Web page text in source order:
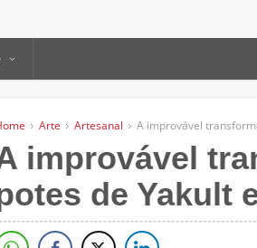
Arte Artesanal A improvável
improvável
de Yakult